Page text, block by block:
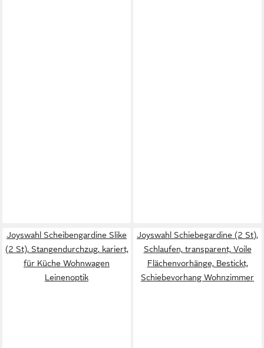
Joyswahl Scheibengardine Slike
(2 St), Stangendurchzug, kariert,
für Küche Wohnwagen
Leinenoptik
Joyswahl Schiebegardine (2 St),
Schlaufen, transparent, Voile
Flächenvorhänge, Bestickt,
Schiebevorhang Wohnzimmer